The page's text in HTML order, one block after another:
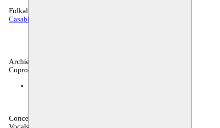
Folkah! ging in première in 2018 tijdens
Casablanca
Archief, dans
Coproductie
Concept and performed by: Meryem Jazouli